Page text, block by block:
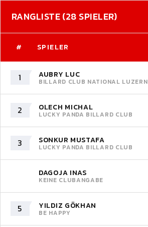
RANGLISTE (28 SPIELER)
# SPIELER
1 AUBRY LUC
BILLARD CLUB NATIONAL LUZERN
2 OLECH MICHAL
LUCKY PANDA BILLARD CLUB
3 SONKUR MUSTAFA
LUCKY PANDA BILLARD CLUB
DAGOJA INAS
KEINE CLUBANGABE
5 YILDIZ GÖKHAN
BE HAPPY